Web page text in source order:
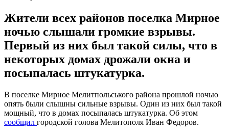
Жители всех районов поселка Мирное
ночью слышали громкие взрывы.
Первый из них был такой силы, что в
некоторых домах дрожали окна и
посыпалась штукатурка.
В поселке Мирное Мелитпольського района прошлой ночью
опять были слышны сильные взрывы. Один из них был такой
мощный, что в домах посыпалась штукатурка. Об этом
сообщил городской голова Мелитополя Иван Федоров.